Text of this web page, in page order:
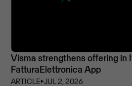
Visma strengthens offering in
FatturaElettronica App
ARTICLE⏵JUL 2, 2026